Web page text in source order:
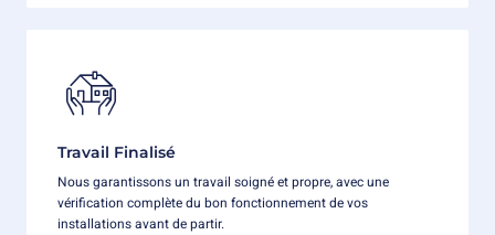
Travail Finalisé
Nous garantissons un travail soigné et propre, avec une
vérification complète du bon fonctionnement de vos
installations avant de partir.